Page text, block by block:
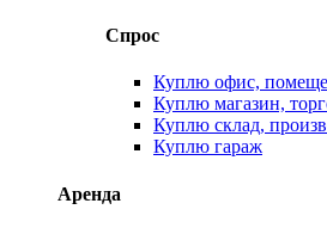
Спрос
Куплю офис,
Куплю магазин,
Куплю склад,
Куплю гараж
Аренда